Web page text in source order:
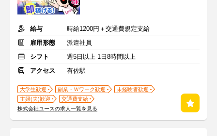
給与
時給1200円＋交通費規定支給
雇用形態
派遣社員
シフト
週5日以上 1日8時間以上
アクセス
有佐駅
大学生歓迎 副業・Ｗワーク歓迎
未経験者歓迎
主婦(夫)歓迎
交通費支給
株式会社ユースの求人一覧を見る